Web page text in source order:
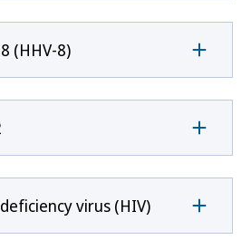
(HHV-8)
virus (HIV)